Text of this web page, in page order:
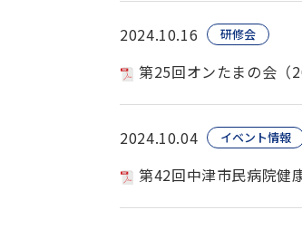
2024.10.16 研修会
第25回オンたまの会（
2024.10.04 イベント情報
第42回中津市民病院健